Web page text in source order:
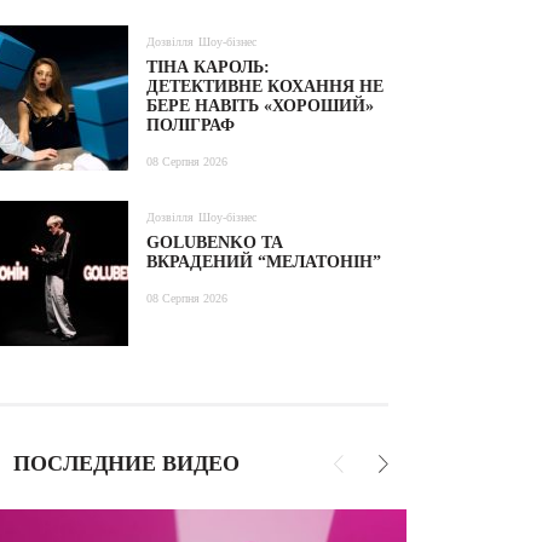
Дозвілля Шоу-бізнес
ТІНА КАРОЛЬ:
ДЕТЕКТИВНЕ КОХАННЯ НЕ
БЕРЕ НАВІТЬ «ХОРОШИЙ»
ПОЛІГРАФ
08 Серпня 2026
Дозвілля Шоу-бізнес
GOLUBENKO ТА
ВКРАДЕНИЙ “МЕЛАТОНІН”
08 Серпня 2026
ПОСЛЕДНИЕ ВИДЕО